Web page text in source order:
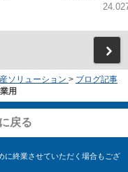
ソリューション > ブログ記事
用
戻る
終業させていただく場合もござ